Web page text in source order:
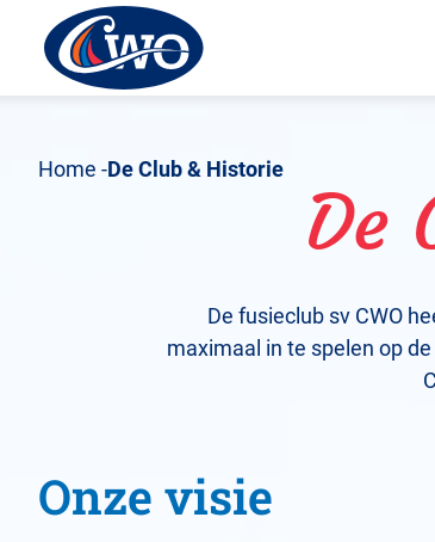
Home De Club & Historie
De
De fusieclub sv CWO
maximaal in te spelen op
Onze visie